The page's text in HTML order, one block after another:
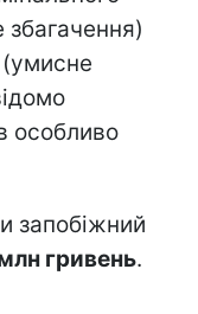
збагачення)
(умисне
особливо
запобіжний
гривень.